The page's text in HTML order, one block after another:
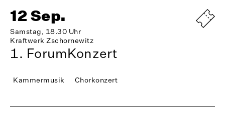
12 Sep.
Samstag, 18.30 Uhr
Kraftwerk Zschornewitz
1. ForumKonzert
Kammermusik Chorkonzert